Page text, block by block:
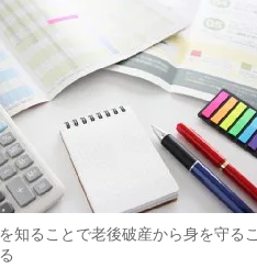
を知ることで老後破産から身を守るこ